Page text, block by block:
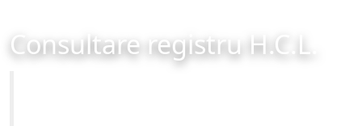
Consultare registru H.C.L.